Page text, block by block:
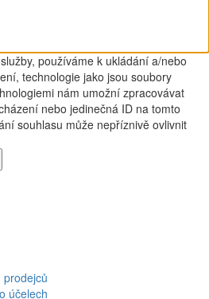
používáme k ukládání a/nebo
technologie jako jsou soubory
nám umožní zpracovávat
nebo jedinečná ID na tomto
souhlasu může nepříznivě ovlivnit
účelech